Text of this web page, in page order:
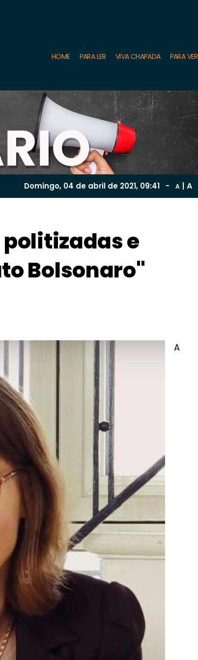
HOME PARA LER VIVA CHAPADA PARA VER
Domingo, 04 de abril de 2021, 09:41 - A A
e
Bolsonaro"
A